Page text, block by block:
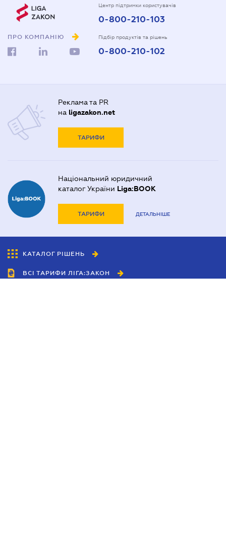
ПРО КОМПАНІЮ
Центр підтримки користувачів
0-800-210-103
Підбір продуктів та рішень
0-800-210-102
Реклама та PR
на ligazakon.net
ТАРИФИ
Національний юридичний
каталог України Liga:BOOK
ТАРИФИ ДЕТАЛЬНІШЕ
КАТАЛОГ РІШЕНЬ
ВСІ ТАРИФИ ЛІГА:ЗАКОН